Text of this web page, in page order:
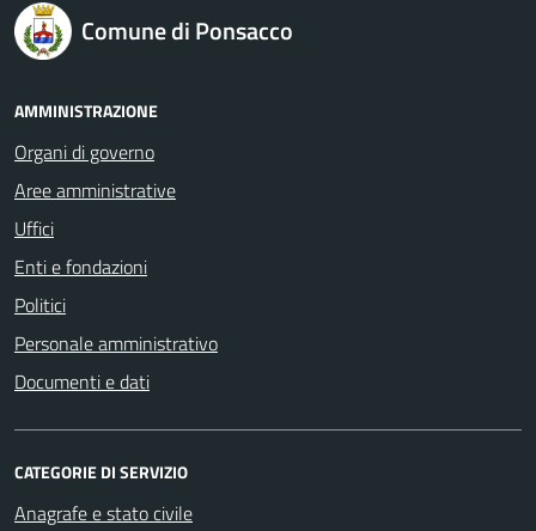
logo Unione Europea
Comune di Ponsacco
AMMINISTRAZIONE
Organi di governo
Aree amministrative
Uffici
Enti e fondazioni
Politici
Personale amministrativo
Documenti e dati
CATEGORIE DI SERVIZIO
Anagrafe e stato civile